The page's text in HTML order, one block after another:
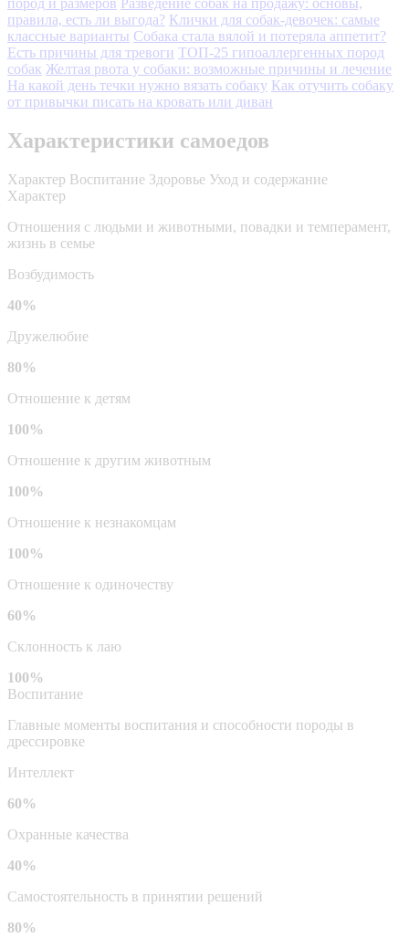
правила, есть ли выгода? Клички для собак-девочек: самые
классные варианты Собака стала вялой и потеряла аппетит?
Есть причины для тревоги ТОП-25 гипоаллергенных пород
собак Желтая рвота у собаки: возможные причины и лечение
На какой день течки нужно вязать собаку Как отучить собаку
от привычки писать на кровать или диван
Характеристики самоедов
Характер Воспитание Здоровье Уход и содержание
Характер
Отношения с людьми и животными, повадки и темперамент,
жизнь в семье
Возбудимость
40%
Дружелюбие
80%
Отношение к детям
100%
Отношение к другим животным
100%
Отношение к незнакомцам
100%
Отношение к одиночеству
60%
Склонность к лаю
100%
Воспитание
Главные моменты воспитания и способности породы в
дрессировке
Интеллект
60%
Охранные качества
40%
Самостоятельность в принятии решений
80%